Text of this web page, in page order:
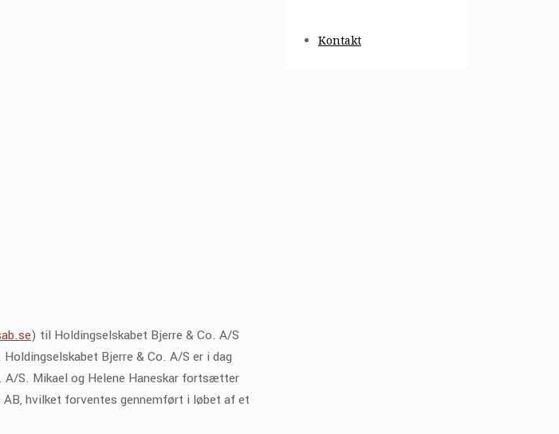
Kontakt
) til Holdingselskabet Bjerre & Co. A/S
Bjerre & Co. A/S er i dag
A/S. Mikael og Helene Haneskar fortsætter
hvilket forventes gennemført i løbet af et